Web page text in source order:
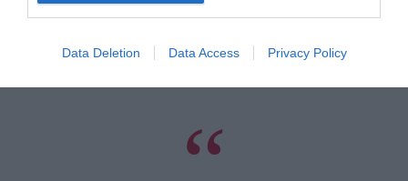
Data Deletion Data Access Privacy Policy
τη νύχτα της αποφοίτησης επειδή προσπάθησε
να τρυπώσει στο σχολείο για να βάλει κόλλα